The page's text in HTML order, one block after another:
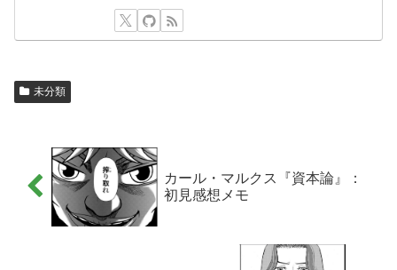
未分類
カール・マルクス『資本論』：
初見感想メモ